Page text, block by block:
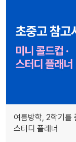
여름방학, 2학기를
스터디 플래너